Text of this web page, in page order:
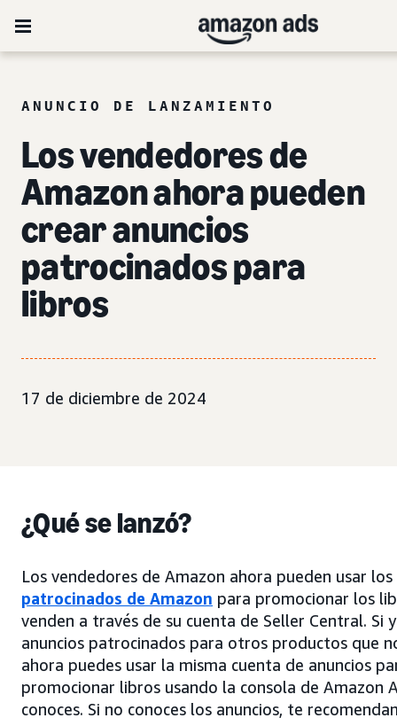
ANUNCIO DE LANZAMIENTO
Los vendedores de
Amazon ahora pueden
crear anuncios
patrocinados para
libros
17 de diciembre de 2024
¿Qué se lanzó?
Los vendedores de Amazon ahora pueden usar los
patrocinados de Amazon para promocionar los
venden a través de su cuenta de Seller Central. Si
anuncios patrocinados para otros productos que
ahora puedes usar la misma cuenta de anuncios
promocionar libros usando la consola de Amazon
conoces. Si no conoces los anuncios, te